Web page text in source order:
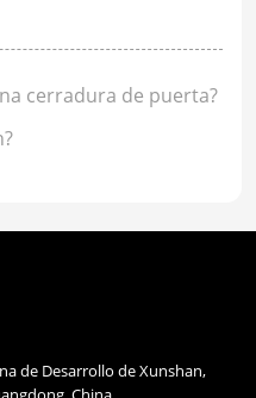
cerradura de puerta?
de Desarrollo de Xunshan,